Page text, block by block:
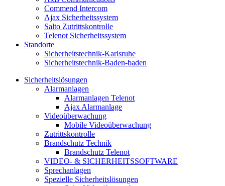
Commend Intercom
Ajax Sicherheitssystem​
Salto Zutrittskontrolle
Telenot Sicherheitssystem
Standorte
Sicherheitstechnik-Karlsruhe
Sicherheitstechnik-Baden-baden
Sicherheitslösungen
Alarmanlagen
Alarmanlagen Telenot
Ajax Alarmanlage
Videoüberwachung
Mobile Videoüberwachung
Zutrittskontrolle
Brandschutz Technik
Brandschutz Telenot
VIDEO- & SICHERHEITSSOFTWARE
Sprechanlagen
Spezielle Sicherheitslösungen